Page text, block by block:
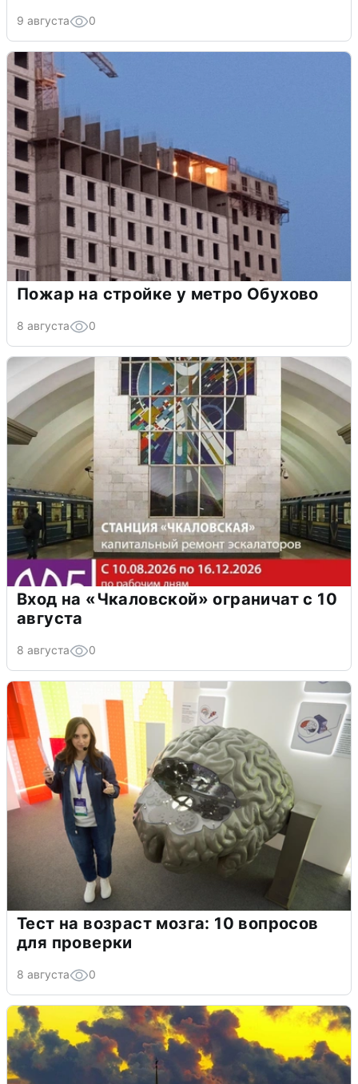
9 августа 0
Пожар на стройке у метро Обухово
8 августа 0
Вход на «Чкаловской» ограничат с 10
августа
8 августа 0
Тест на возраст мозга: 10 вопросов
для проверки
8 августа 0